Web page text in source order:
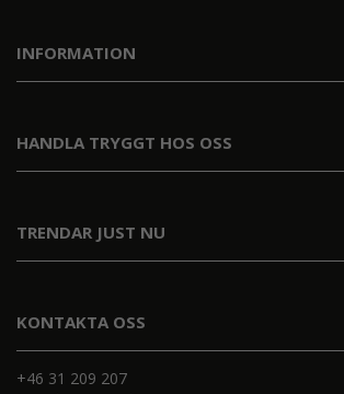
KONTAKTA OSS
+46 31 209 207
INFORMATION
TRENDAR JUST NU
HANDLA TRYGGT HOS OSS